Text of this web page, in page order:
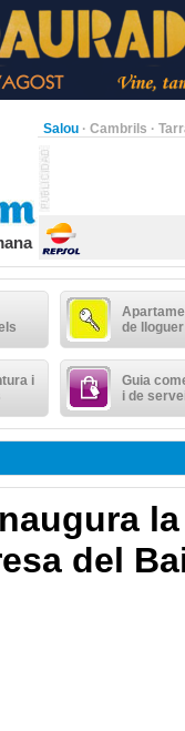
Salou · Cambrils ·
de lloguer
i
Guia
i de
del